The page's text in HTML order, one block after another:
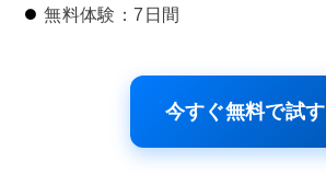
無料体験：7日間
今すぐ無料で試す